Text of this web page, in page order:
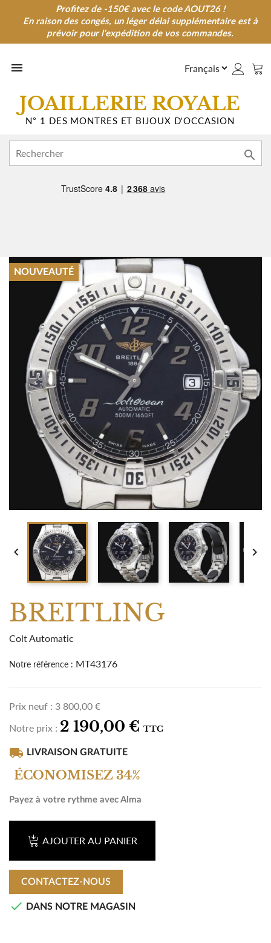
Profitez de -150€ avec le code AOUT26 !
En raison des congés, un léger délai supplémentaire est à
prévoir pour l'expédition de vos commandes.
Profitez de -150€ avec le code AOUT26 !
En raison des congés, un léger délai supplémentaire est à
prévoir pour l'expédition de vos commandes.

JOAILLERIE ROYALE
N° 1 DES MONTRES ET BIJOUX D'OCCASION

NOUVEAUTÉ
 
BREITLING
Colt Automatic
Notre référence : MT43176
Prix neuf : 3 800,00 €
Notre prix : 2 190,00 € TTC
local_shipping LIVRAISON GRATUITE
ÉCONOMISEZ 34%
Payez à votre rythme avec Alma
AJOUTER AU PANIER
CONTACTEZ-NOUS
 DANS NOTRE MAGASIN